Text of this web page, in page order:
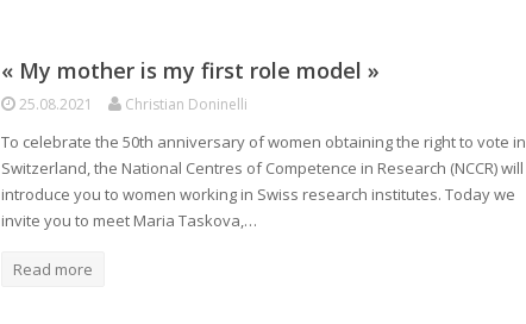
« My mother is my first role model »
25.08.2021 Christian Doninelli
To celebrate the 50th anniversary of women obtaining the right to vote in
Switzerland, the National Centres of Competence in Research (NCCR) will
introduce you to women working in Swiss research institutes. Today we
invite you to meet Maria Taskova,…
Read more